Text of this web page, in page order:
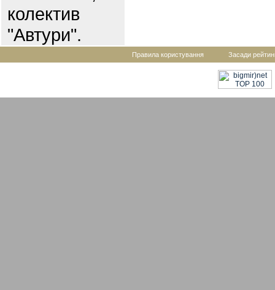
колектив
"Автури".
Правила користування Засади